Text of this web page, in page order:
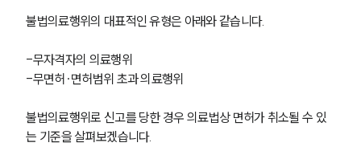
불법의료행위의 대표적인 유형은 아래와 같습니다.
-무자격자의 의료행위
-무면허∙면허범위 초과 의료행위
불법의료행위로 신고를 당한 경우 의료법상 면허가 취소될 수 있
는 기준을 살펴보겠습니다.